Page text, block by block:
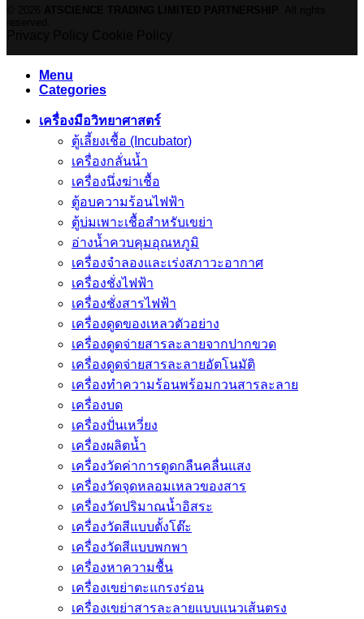
Menu
Categories
เครื่องมือวิทยาศาสตร์
ตู้เลี้ยงเชื้อ (Incubator)
เครื่องกลั่นน้ำ
เครื่องนึ่งฆ่าเชื้อ
ตู้อบความร้อนไฟฟ้า
ตู้บ่มเพาะเชื้อสำหรับเขย่า
อ่างน้ำควบคุมอุณหภูมิ
เครื่องจำลองและเร่งสภาวะอากาศ
เครื่องชั่งไฟฟ้า
เครื่องชั่งสารไฟฟ้า
เครื่องดูดของเหลวตัวอย่าง
เครื่องดูดจ่ายสารละลายจากปากขวด
เครื่องดูดจ่ายสารละลายอัตโนมัติ
เครื่องทำความร้อนพร้อมกวนสารละลาย
เครื่องบด
เครื่องปั่นเหวี่ยง
เครื่องผลิตน้ำ
เครื่องวัดค่าการดูดกลืนคลื่นแสง
เครื่องวัดจุดหลอมเหลวของสาร
เครื่องวัดปริมาณน้ำอิสระ
เครื่องวัดสีแบบตั้งโต๊ะ
เครื่องวัดสีแบบพกพา
เครื่องหาความชื้น
เครื่องเขย่าตะแกรงร่อน
เครื่องเขย่าสารละลายแบบแนวเส้นตรง